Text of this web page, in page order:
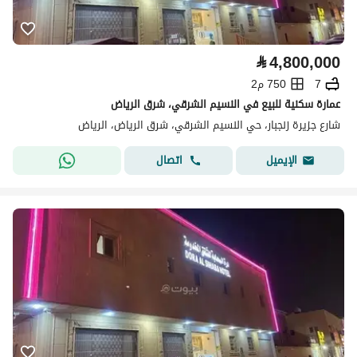
⃁4,800,000
7
750 م2
عمارة سكنية للبيع في النسيم الشرقي، شرق الرياض
شارع جزيرة زنجبار، حي النسيم الشرقي، شرق الرياض، الرياض
الإيميل
اتصال